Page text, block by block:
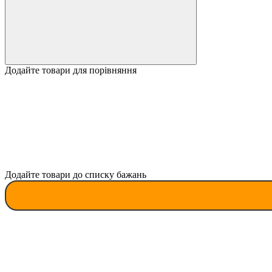
Додайте товари для порівняння
Додайте товари до списку бажань